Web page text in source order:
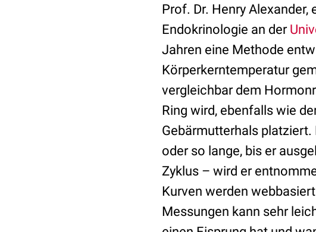
Prof. Dr. Henry
Endokrinologie an der
Jahren eine Methode
Körperkerntemperatur
vergleichbar dem
Ring wird, ebenfalls wie
Gebärmutterhals platziert.
oder so lange, bis er
Zyklus – wird er
Kurven werden
Messungen kann sehr